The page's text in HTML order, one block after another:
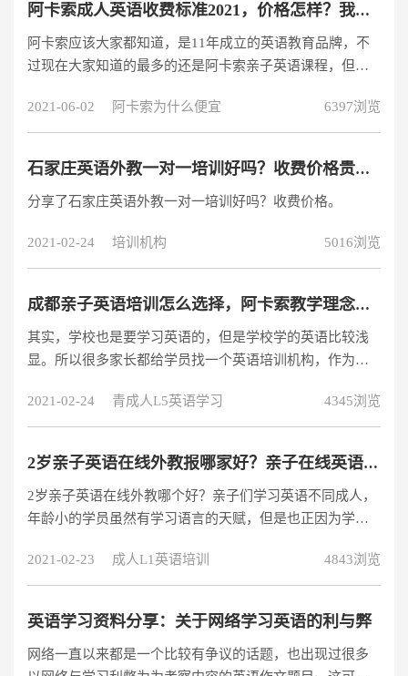
的英语外教课程其实一直都有，只是以往外教英语辅导课
程价格比较昂贵，因此并没有获得大家的关注。而现在网
络教学兴起，不少网上英语培训机构采用
阿卡索成人英语收费标准2021，价格怎样？我来爆料！
阿卡索应该大家都知道，是11年成立的英语教育品牌，不
过现在大家知道的最多的还是阿卡索亲子英语课程，但其
将重心转移到了亲子英语部分，我看很多人问阿卡索成人
英语收费标准2021，贵不贵？我来给大家详细说明一下。
https://www.acadsoc.com.cn/SEO/lp-LHY2SEM-new-pc.htm?
search=4945744，看看哪家好，哪家适
2021-06-02 阿卡索为什么便宜 6397浏览
石家庄英语外教一对一培训好吗？收费价格贵吗？
分享了石家庄英语外教一对一培训好吗？收费价格。
2021-02-24 培训机构 5016浏览
成都亲子英语培训怎么选择，阿卡索教学理念好吗?
其实，学校也是要学习英语的，但是学校学的英语比较浅
显。所以很多家长都给学员找一个英语培训机构，作为学
经覆盖一定的基本英语交际能力
2021-02-24 青成人L5英语学习 4345浏览
2岁亲子英语在线外教报哪家好？亲子在线英语哪个更靠谱？
2岁亲子英语在线外教哪个好？亲子们学习英语不同成人，
年龄小的学员虽然有学习语言的天赋，但是也正因为学员
亲子英语课程来正确引导。但是不同的亲子英语课程的效
果也是不同的，时下比较有用的就是在线外教课程。以往
视，但目前在一二线城市里，已经有很多家长开始从亲子
时期就开始培养学员的英语表达能力了，尤其是2-3岁的亲
2021-02-23 成人L1英语培训 4843浏览
英语学习资料分享：关于网络学习英语的利与弊
网络一直以来都是一个比较有争议的话题，也出现过很多